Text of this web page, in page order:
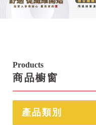
【快來點我】H型銅銀纖
Products
商品櫥窗
產品類別